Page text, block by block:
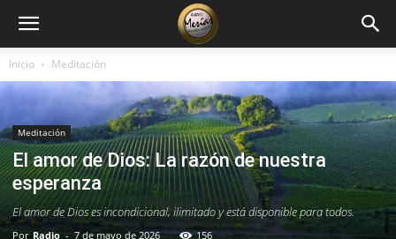
Inicio Meditación
Meditación
El amor de Dios: La razón de nuestra
esperanza
El amor de Dios es incondicional, ilimitado y está disponible para todos.
Por Radio - 7 de mayo de 2026 156